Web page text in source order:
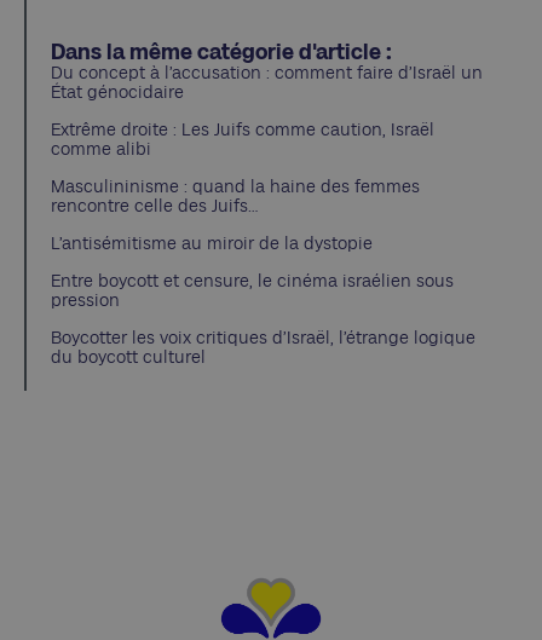
Dans la même catégorie d'article :
Du concept à l’accusation : comment faire d’Israël un
État génocidaire
Extrême droite : Les Juifs comme caution, Israël
comme alibi
Masculininisme : quand la haine des femmes
rencontre celle des Juifs…
L’antisémitisme au miroir de la dystopie
Entre boycott et censure, le cinéma israélien sous
pression
Boycotter les voix critiques d’Israël, l’étrange logique
du boycott culturel